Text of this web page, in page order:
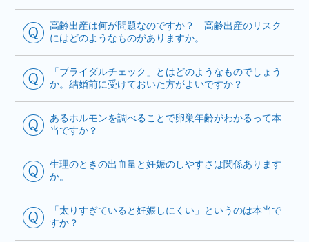
高齢出産は何が問題なのですか？ 高齢出産のリスク
にはどのようなものがありますか。
「ブライダルチェック」とはどのようなものでしょう
か。結婚前に受けておいた方がよいですか？
あるホルモンを調べることで卵巣年齢がわかるって本
当ですか？
生理のときの出血量と妊娠のしやすさは関係あります
か。
「太りすぎていると妊娠しにくい」というのは本当で
すか？